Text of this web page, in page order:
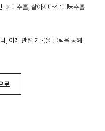
→ 미추홀, 살아지다4 '미味추홀
, 아래 관련 기록물 클릭을 통해
로